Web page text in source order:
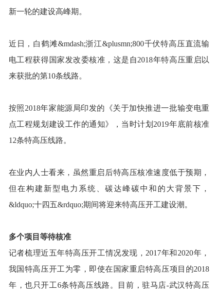
新一轮的建设高峰期。
近日，白鹤滩&mdash;浙江&plusmn;800千伏特高压直流输
电工程获得国家发改委核准，这是自2018年特高压重启以
来获批的第10条线路。
按照2018年家能源局印发的《关于加快推进一批输变电重
点工程规划建设工作的通知》，当时计划2019年底前核准
12条特高压线路。
在业内人士看来，虽然重启后特高压核准速度低于预期，
但在构建新型电力系统、碳达峰碳中和的大背景下，
&ldquo;十四五&rdquo;期间将迎来特高压开工建设潮。
多个项目等待核准
记者梳理近五年特高压开工情况发现，2017年和2020年，
我国特高压开工为零，即使在国家重启特高压项目的2018
年，也只开工6条特高压线路。目前，驻马店-武汉特高压